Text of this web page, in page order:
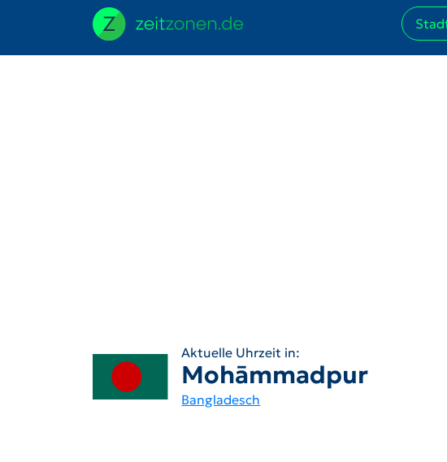
Aktuelle Uhrzeit in:
Mohāmmadpur
Bangladesch